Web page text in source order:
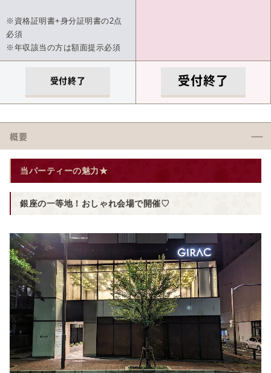
※資格証明書+身分証明書の2点
必須
※年収該当の方は額面提示必須
受付終了 受付終了
概要
当パーティーの魅力★
銀座の一等地！おしゃれ会場で開催♡